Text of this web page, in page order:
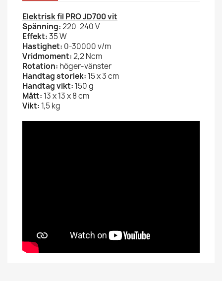
Elektrisk fil PRO JD700 vit
Spänning:220-240 V
Effekt:35 W
Hastighet: 0-30000 v/m
Vridmoment:2,2 Ncm
Rotation: höger-vänster
Handtag storlek: 15 x 3 cm
Handtag vikt: 150 g
Mått: 13 x 13 x 8 cm
Vikt: 1,5 kg